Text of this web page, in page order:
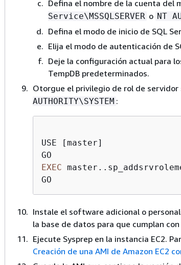
Defina el nombre de la cuenta del
Service\MSSQLSERVER o NT
Defina el modo de inicio de SQL
Elija el modo de autenticación de
Deje la configuración actual para
TempDB predeterminados.
Otorgue el privilegio de rol de servidor
AUTHORITY\SYSTEM :
USE [master]
EXEC
Instale el software adicional o
la base de datos para que cumplan
Ejecute Sysprep en la instancia EC2.
Creación de una AMI de Amazon EC2